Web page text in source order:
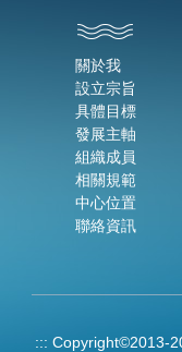
關於我
設立宗旨
具體目標
發展主軸
組織成員
相關規範
中心位置
聯絡資訊
::: Copyright©2013-